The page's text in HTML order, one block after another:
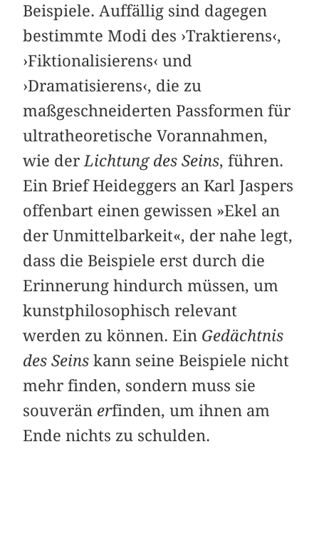
Beispiele. Auffällig sind dagegen
bestimmte Modi des ›Traktierens‹,
›Fiktionalisierens‹ und
›Dramatisierens‹, die zu
maßgeschneiderten Passformen für
ultratheoretische Vorannahmen,
wie der Lichtung des Seins, führen.
Ein Brief Heideggers an Karl Jaspers
offenbart einen gewissen »Ekel an
der Unmittelbarkeit«, der nahe legt,
dass die Beispiele erst durch die
Erinnerung hindurch müssen, um
kunstphilosophisch relevant
werden zu können. Ein Gedächtnis
des Seins kann seine Beispiele nicht
mehr finden, sondern muss sie
souverän erfinden, um ihnen am
Ende nichts zu schulden.